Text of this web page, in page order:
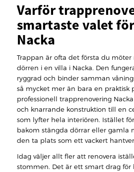
Varför
smartaste valet
Nacka
Trappan är ofta det första du
dörren i en villa i Nacka. Den
ryggrad och binder samman
så mycket mer än bara en praktisk
professionell trapprenovering
och knarrande konstruktion till en
som lyfter hela interiören. Istället
bakom stängda dörrar eller gamla
den ta plats som ett vackert
Idag väljer allt fler att renovera
stommen. Det är ett smart drag för